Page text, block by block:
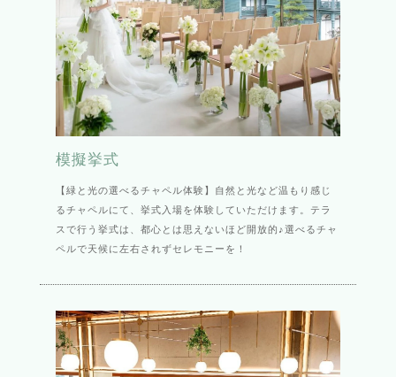
模擬挙式
【緑と光の選べるチャペル体験】自然と光など温もり感じ
るチャペルにて、挙式入場を体験していただけます。テラ
スで行う挙式は、都心とは思えないほど開放的♪選べるチャ
ペルで天候に左右されずセレモニーを！